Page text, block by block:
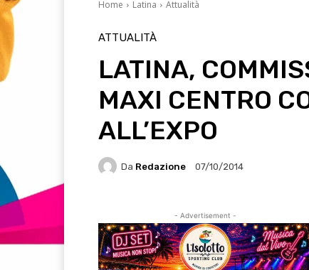
Home Latina Attualità
ATTUALITÀ
LATINA,
MAXI CENTRO
ALL’EXPO
Da Redazione 07/10/2014
- Advertisement -